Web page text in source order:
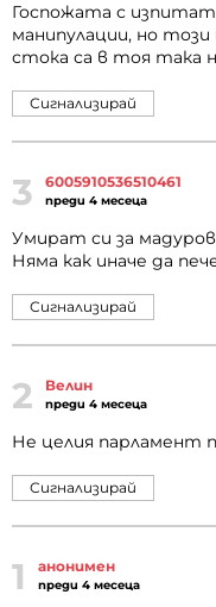
Госпожата с
манипулации, но
стока са в тоя така
Сигнализирай
3 6005910536510461
преди 4 месеца
Умират си за
Няма как иначе да
Сигнализирай
2 Велин
преди 4 месеца
Не целия парламент
Сигнализирай
1 анонимен
преди 4 месеца